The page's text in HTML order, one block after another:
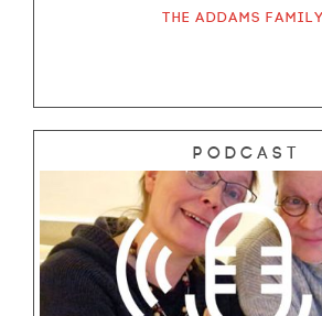
The Addams Family
Podcast